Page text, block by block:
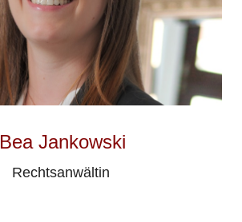
Bea Jankowski
Rechtsanwältin